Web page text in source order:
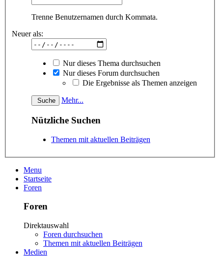
Trenne Benutzernamen durch Kommata.
Neuer als:
Nur dieses Thema durchsuchen
Nur dieses Forum durchsuchen
Die Ergebnisse als Themen anzeigen
Mehr...
Nützliche Suchen
Themen mit aktuellen Beiträgen
Menu
Startseite
Foren
Foren
Direktauswahl
Foren durchsuchen
Themen mit aktuellen Beiträgen
Medien